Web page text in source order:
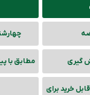
چهارشنبه 27
گیری مطابق با
خرید برای